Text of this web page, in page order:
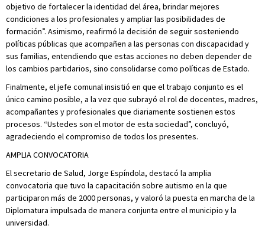
objetivo de fortalecer la identidad del área, brindar mejores
condiciones a los profesionales y ampliar las posibilidades de
formación”. Asimismo, reafirmó la decisión de seguir sosteniendo
políticas públicas que acompañen a las personas con discapacidad y
sus familias, entendiendo que estas acciones no deben depender de
los cambios partidarios, sino consolidarse como políticas de Estado.
Finalmente, el jefe comunal insistió en que el trabajo conjunto es el
único camino posible, a la vez que subrayó el rol de docentes, madres,
acompañantes y profesionales que diariamente sostienen estos
procesos. “Ustedes son el motor de esta sociedad”, concluyó,
agradeciendo el compromiso de todos los presentes.
AMPLIA CONVOCATORIA
El secretario de Salud, Jorge Espíndola, destacó la amplia
convocatoria que tuvo la capacitación sobre autismo en la que
participaron más de 2000 personas, y valoró la puesta en marcha de la
Diplomatura impulsada de manera conjunta entre el municipio y la
universidad.